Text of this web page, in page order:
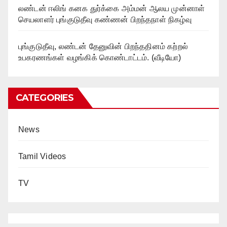
லண்டன் ஈலிங் கனக துர்க்கை அம்மன் ஆலய முன்னாள்
செயலாளர் புங்குடுதீவு கண்ணன் பிறந்தநாள் நிகழ்வு
புங்குடுதீவு, லண்டன் தேனுவின் பிறந்ததினம் கற்றல்
உபகரணங்கள் வழங்கிக் கொண்டாட்டம். (வீடியோ)
CATEGORIES
News
Tamil Videos
TV